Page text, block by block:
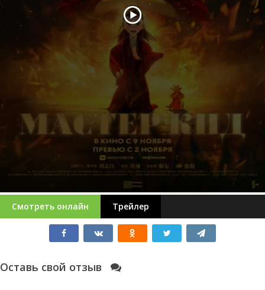
Смотреть онлайн Трейлер
Оставь свой отзыв